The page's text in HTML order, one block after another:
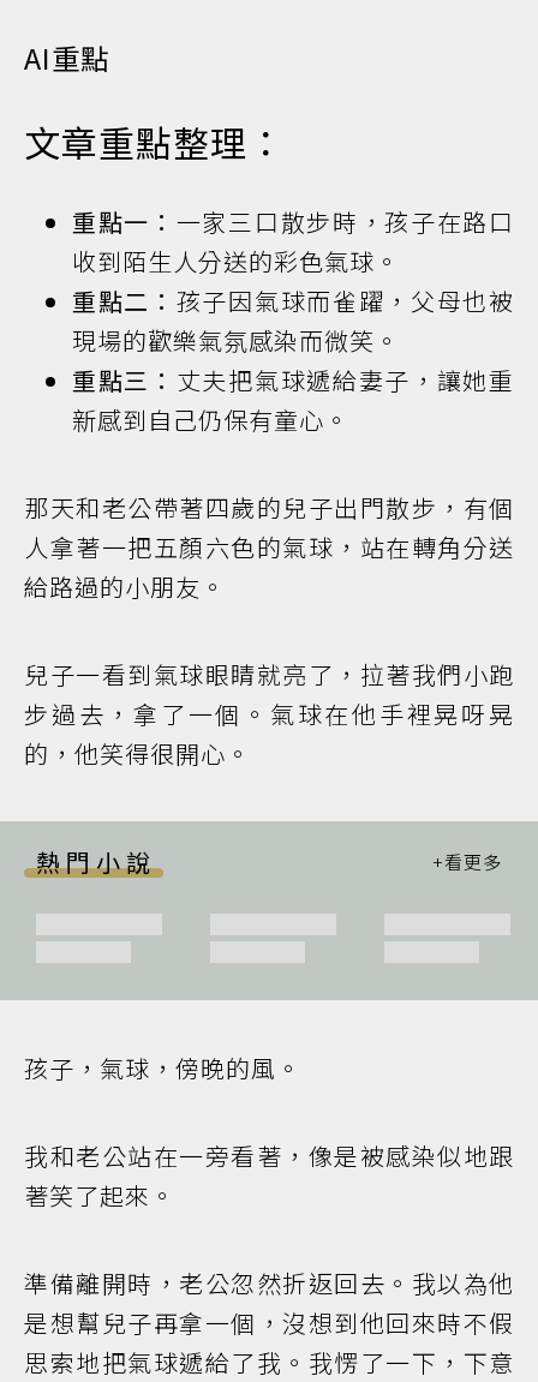
AI重點
文章重點整理：
重點一： 一家三口散步時，孩子在路口
收到陌生人分送的彩色氣球。
重點二： 孩子因氣球而雀躍，父母也被
現場的歡樂氣氛感染而微笑。
重點三： 丈夫把氣球遞給妻子，讓她重
新感到自己仍保有童心。
那天和老公帶著四歲的兒子出門散步，有個
人拿著一把五顏六色的氣球，站在轉角分送
給路過的小朋友。
兒子一看到氣球眼睛就亮了，拉著我們小跑
步過去，拿了一個。氣球在他手裡晃呀晃
的，他笑得很開心。
熱門小說
孩子，氣球，傍晚的風。
我和老公站在一旁看著，像是被感染似地跟
著笑了起來。
準備離開時，老公忽然折返回去。我以為他
是想幫兒子再拿一個，沒想到他回來時不假
思索地把氣球遞給了我。我愣了一下，下意